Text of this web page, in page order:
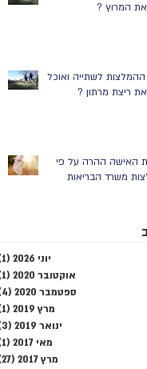
המרוץ ?
לשתייה ואוכל
ריצת מרתון ?
תזונת האישה ההרה על פי
משרד הבריאות
יוני 2026 (1)
אוקטובר 2020
(1)
ספטמבר 2020
(4)
מרץ 2019
(1)
ינואר 2019
(3)
מאי 2017
(1)
מרץ 2017
(27)